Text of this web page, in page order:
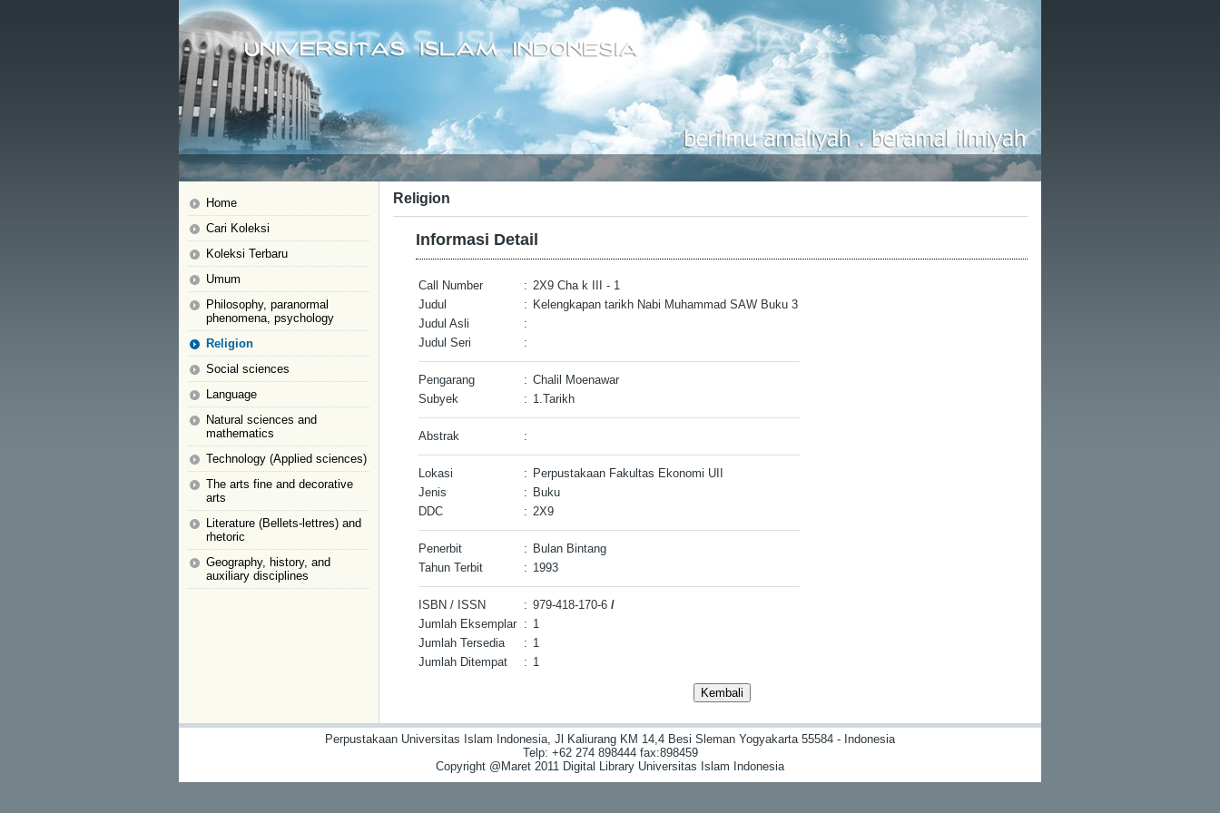
Home
Cari Koleksi
Koleksi Terbaru
Umum
Philosophy, paranormal
phenomena, psychology
Religion
Social sciences
Language
Natural sciences and
mathematics
Technology (Applied sciences)
The arts fine and decorative
arts
Literature (Bellets-lettres) and
rhetoric
Geography, history, and
auxiliary disciplines
Religion
Informasi Detail
Call Number : 2X9 Cha k III - 1
Judul
: Kelengkapan tarikh Nabi Muhammad SAW Buku 3
Judul Asli
:
Judul Seri
:
Pengarang : Chalil Moenawar
Subyek
: 1.Tarikh
Abstrak :
Lokasi : Perpustakaan Fakultas Ekonomi UII
Jenis
: Buku
DDC
: 2X9
Penerbit : Bulan Bintang
Tahun Terbit
: 1993
ISBN / ISSN : 979-418-170-6 /
Jumlah Eksemplar : 1
Jumlah Tersedia
: 1
Jumlah Ditempat
: 1
Perpustakaan Universitas Islam Indonesia, Jl Kaliurang KM 14,4 Besi Sleman Yogyakarta 55584 - Indonesia
Telp: +62 274 898444 fax:898459
Copyright @Maret 2011 Digital Library Universitas Islam Indonesia